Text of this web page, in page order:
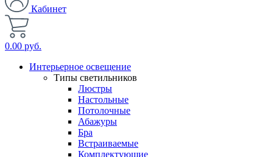
Кабинет
0.00 руб.
Интерьерное освещение
Типы светильников
Люстры
Настольные
Потолочные
Абажуры
Бра
Встраиваемые
Комплектующие